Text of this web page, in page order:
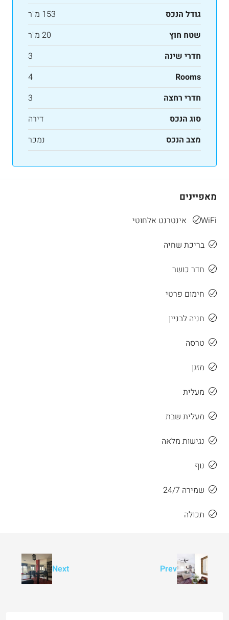
גודל הנכס
153 מ"ר
שטח חוץ
20 מ"ר
חדרי שינה
3
Rooms
4
חדרי רחצה
3
סוג הנכס
דירה
מצב הנכס
נמכר
מאפיינים
WiFi אינטרנט אלחוטי
בריכת שחיה
חדר כושר
חימום פרטי
חניה לבניין
טרסה
מזגן
מעלית
מעלית שבת
נגישות מלאה
נוף
שמירה 24/7
תכולה
Prev
Next